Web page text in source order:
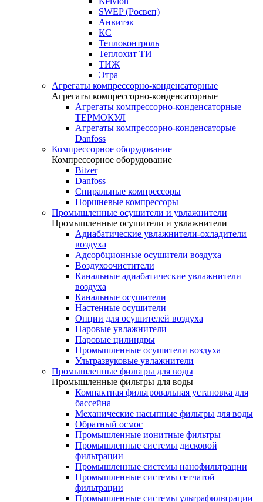
SWEP (Росвеп)
Анвитэк
КС
Теплоконтроль
Теплохит ТИ
ТИЖ
Этра
Агрегаты компрессорно-конденсаторные
Агрегаты компрессорно-конденсаторные
Агрегаты компрессорно-конденсаторные
ТЕРМОКУЛ
Агрегаты компрессорно-конденсаторые
Danfoss
Компрессорное оборудование
Компрессорное оборудование
Bitzer
Danfoss
Спиральные компрессоры
Поршневые компрессоры
Промышленные осушители и увлажнители
Промышленные осушители и увлажнители
Адиабатические увлажнители-охладители
воздуха
Адсорбционные осушители воздуха
Воздухоочистители
Канальные адиабатические увлажнители
воздуха
Канальные осушители
Настенные осушители
Опции для осушителей воздуха
Паровые увлажнители
Паровые цилиндры
Промышленные осушители воздуха
Ультразвуковые увлажнители
Промышленные фильтры для воды
Промышленные фильтры для воды
Компактная фильтровальная установка для
бассейна
Механические насыпные фильтры для воды
Обратный осмос
Промышленные ионитные фильтры
Промышленные системы дисковой
фильтрации
Промышленные системы нанофильтрации
Промышленные системы сетчатой
фильтрации
Промышленные системы ультрафильтрации